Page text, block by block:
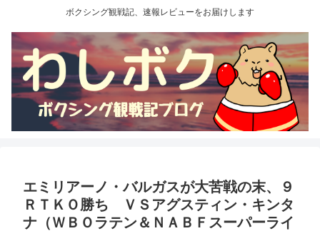
ボクシング観戦記、速報レビューをお届けします
エミリアーノ・バルガスが大苦戦の末、９
ＲＴＫＯ勝ち ＶＳアグスティン・キンタ
ナ（ＷＢＯラテン＆ＮＡＢＦスーパーライ